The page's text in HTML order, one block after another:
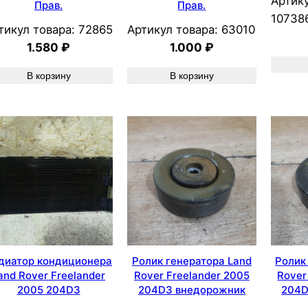
Прав.
товара: 72865
1.580₽
В корзину
Прав.
Артикул товара: 63010
1.000 ₽
В корзину
кондиционера
Rover Freelander
2005 204D3
Ролик генератора Land
Rover Freelander 2005
204D3 внедорожник